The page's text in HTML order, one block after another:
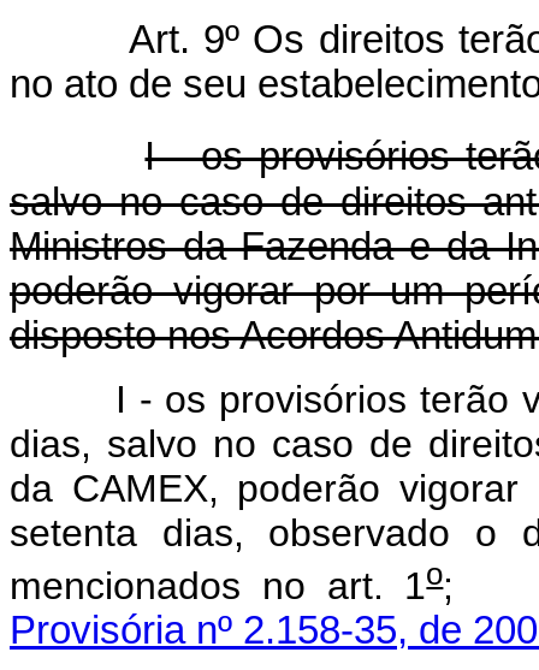
Art. 9º Os direitos
no ato de seu
I - os provisórios
salvo no caso de direitos
Ministros da Fazenda e da
poderão vigorar por um
disposto nos Acordos
I - os provisórios terão
dias, salvo no caso de
da CAMEX, poderão
setenta dias, observado o
mencionados no art. 1o
Provisória nº 2.158-35, de